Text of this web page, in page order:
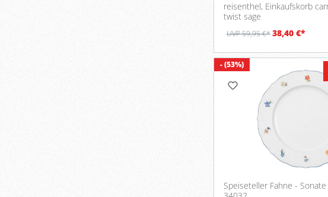
reisenthel, Einkaufskorb
twist sage
UVP 59,95 €*38,40 €*
- (53%)
Speiseteller Fahne -